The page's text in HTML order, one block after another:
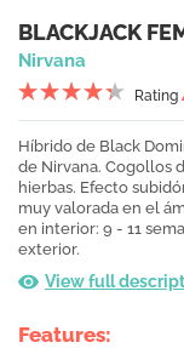
BLACKJACK
Nirvana
Rating
Híbrido de Black
de Nirvana. Cogollos
hierbas. Efecto
muy valorada en el
en interior: 9 - 11
exterior.
View full
Features: